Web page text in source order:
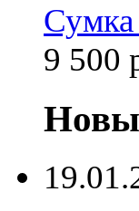
9 500